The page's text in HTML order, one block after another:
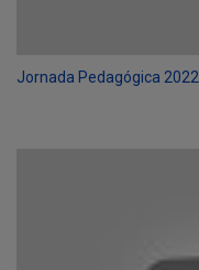
Jornada Pedagógica 2022